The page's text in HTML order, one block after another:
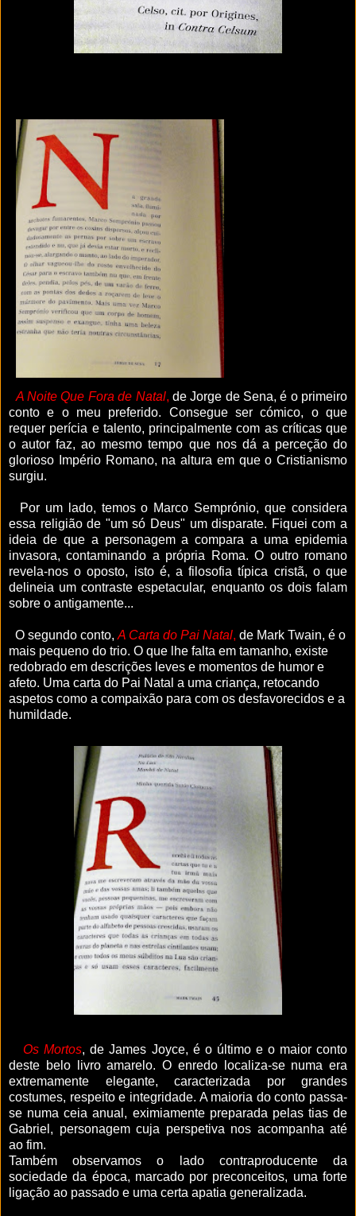
A Noite Que Fora de Natal, de Jorge de Sena, é o primeiro
conto e o meu preferido. Consegue ser cómico, o que
requer perícia e talento, principalmente com as críticas que
o autor faz, ao mesmo tempo que nos dá a perceção do
glorioso Império Romano, na altura em que o Cristianismo
surgiu.
Por um lado, temos o Marco Semprónio, que considera
essa religião de "um só Deus" um disparate. Fiquei com a
ideia de que a personagem a compara a uma epidemia
invasora, contaminando a própria Roma. O outro romano
revela-nos o oposto, isto é, a filosofia típica cristã, o que
delineia um contraste espetacular, enquanto os dois falam
sobre o antigamente...
O segundo conto, A Carta do Pai Natal, de Mark Twain, é o
mais pequeno do trio. O que lhe falta em tamanho, existe
redobrado em descrições leves e momentos de humor e
afeto. Uma carta do Pai Natal a uma criança, retocando
aspetos como a compaixão para com os desfavorecidos e a
humildade.
Os Mortos, de James Joyce, é o último e o maior conto
deste belo livro amarelo. O enredo localiza-se numa era
extremamente elegante, caracterizada por grandes
costumes, respeito e integridade. A maioria do conto passa-
se numa ceia anual, eximiamente preparada pelas tias de
Gabriel, personagem cuja perspetiva nos acompanha até
ao fim.
Também observamos o lado contraproducente da
sociedade da época, marcado por preconceitos, uma forte
ligação ao passado e uma certa apatia generalizada.